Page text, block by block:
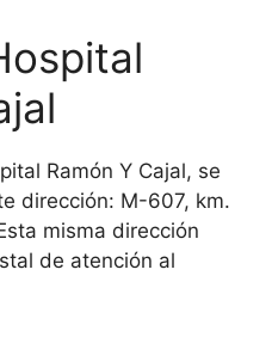
Ramón Y Cajal, se
dirección: M-607, km.
misma dirección
de atención al